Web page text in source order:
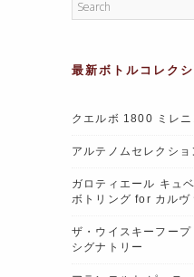
最新ボトルコレク
クエルボ 1800 ミレニ
アルテノムセレクシ
ガロティエール キュ
ボトリング for カルヴ
ザ・ウイスキーフー
シグナトリー